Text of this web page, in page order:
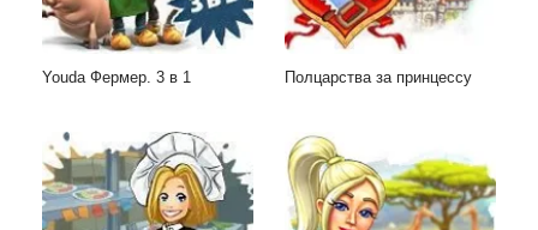
Youda Фермер. 3 в 1 Полцарства за принцессу